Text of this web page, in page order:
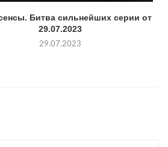
Битва сильнейших серии от
29.07.2023
29.07.2023